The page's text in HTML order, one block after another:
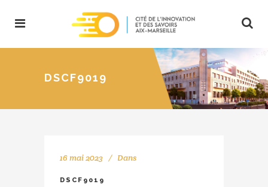
DSCF9019
16 mai 2023 Dans
DSCF9019